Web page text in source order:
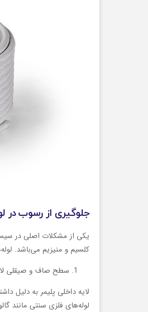
جلوگیری از رسوب در
یکی از مشکلات اصلی در
کلسیم و منیزیم می‌باشد.
سطح صاف و صیقلی
لایه داخلی پلیمر به دلیل
لوله‌های فلزی سنتی مانند